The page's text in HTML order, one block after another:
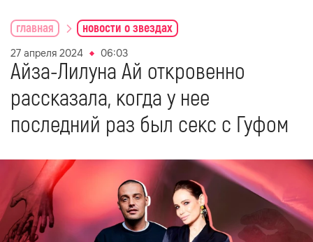
главная новости о звездах
27 апреля 2024 06:03
Айза-Лилуна Ай откровенно
рассказала, когда у нее
последний раз был секс с Гуфом